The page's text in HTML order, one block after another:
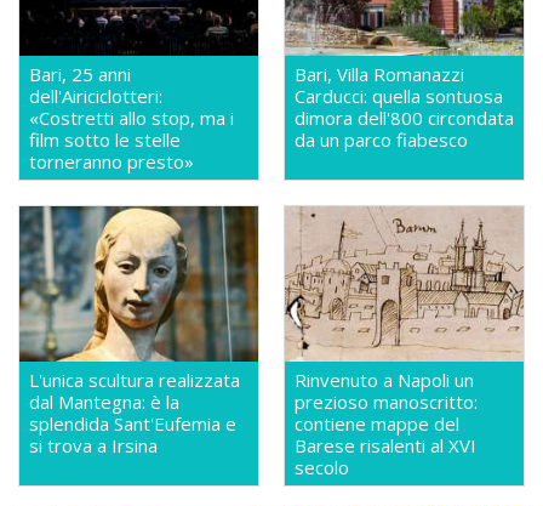
Bari, 25 anni
dell'Airiciclotteri:
«Costretti allo stop, ma i
film sotto le stelle
torneranno presto»
Bari, Villa Romanazzi
Carducci: quella sontuosa
dimora dell'800 circondata
da un parco fiabesco
L'unica scultura realizzata
dal Mantegna: è la
splendida Sant'Eufemia e
si trova a Irsina
Rinvenuto a Napoli un
prezioso manoscritto:
contiene mappe del
Barese risalenti al XVI
secolo